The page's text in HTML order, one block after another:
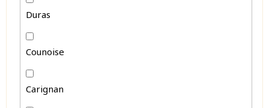
Duras
Counoise
Carignan